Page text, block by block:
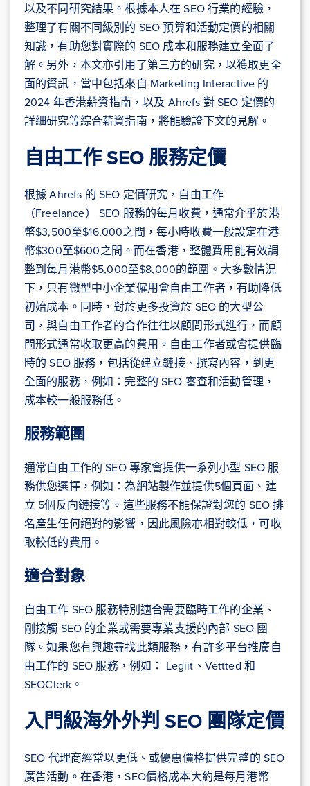
以及不同研究結果。根據本人在 SEO 行業的經驗，
整理了有關不同級別的 SEO 預算和活動定價的相關
知識，有助您對實際的 SEO 成本和服務建立全面了
解。另外，本文亦引用了第三方的研究，以獲取更全
面的資訊，當中包括來自 Marketing Interactive 的
2024 年香港薪資指南，以及 Ahrefs 對 SEO 定價的
詳細研究等綜合薪資指南，將能驗證下文的見解。
自由工作 SEO 服務定價
根據 Ahrefs 的 SEO 定價研究，自由工作
（Freelance） SEO 服務的每月收費，通常介乎於港
幣$3,500至$16,000之間，每小時收費一般設定在港
幣$300至$600之間。而在香港，整體費用能有效調
整到每月港幣$5,000至$8,000的範圍。大多數情況
下，只有微型中小企業僱用會自由工作者，有助降低
初始成本。同時，對於更多投資於 SEO 的大型公
司，與自由工作者的合作往往以顧問形式進行，而顧
問形式通常收取更高的費用。自由工作者或會提供臨
時的 SEO 服務，包括從建立鏈接、撰寫內容，到更
全面的服務，例如：完整的 SEO 審查和活動管理，
成本較一般服務低。
服務範圍
通常自由工作的 SEO 專家會提供一系列小型 SEO 服
務供您選擇，例如：為網站製作並提供5個頁面、建
立 5個反向鏈接等。這些服務不能保證對您的 SEO 排
名產生任何絕對的影響，因此風險亦相對較低，可收
取較低的費用。
適合對象
自由工作 SEO 服務特別適合需要臨時工作的企業、
剛接觸 SEO 的企業或需要專業支援的內部 SEO 團
隊。如果您有興趣尋找此類服務，有許多平台推廣自
由工作的 SEO 服務，例如： Legiit、Vettted 和
SEOClerk。
入門級海外外判 SEO 團隊定價
SEO 代理商經常以更低、或優惠價格提供完整的 SEO
廣告活動。在香港，SEO價格成本大約是每月港幣